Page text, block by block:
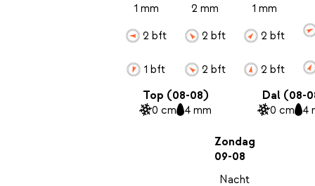
1 mm
2 bft
1 bft
2 mm
2 bft
2 bft
1 mm
2 bft
2 bft
Top (08-08)
0 cm 4 mm
Dal (08-
0 cm 4
Zondag
09-08
Nacht